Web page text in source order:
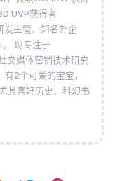
UVP获得者
发主管、知名外企
现专注于
交媒体营销技术研究
2个可爱的宝宝，
其喜好历史、科幻书